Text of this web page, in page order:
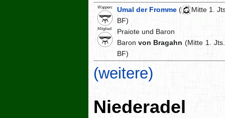
Wappen:
Mitglied:
Umal der Fromme (
Mitte 1.
BF)
Praiote und Baron
Baron von Bragahn (Mitte 1.
BF)
(weitere)
Niederadel